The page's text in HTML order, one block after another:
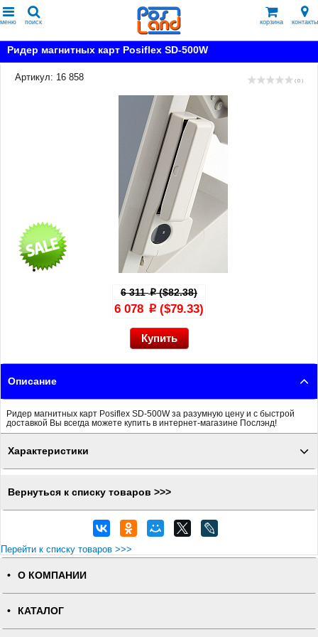
меню поиск корзина контакты
Ридер магнитных карт Posiflex SD-500W
Артикул: 16 858 ( 0 )
6 311p($82.38)
6 078 p ($79.33)
Описание
Ридер магнитных карт Posiflex SD-500W за разумную цену и с быстрой
доставкой Вы всегда можете купить в интернет-магазине Послэнд!
Характеристики
Вернуться к списку товаров >>>
Перейти к списку товаров >>>
О КОМПАНИИ
КАТАЛОГ